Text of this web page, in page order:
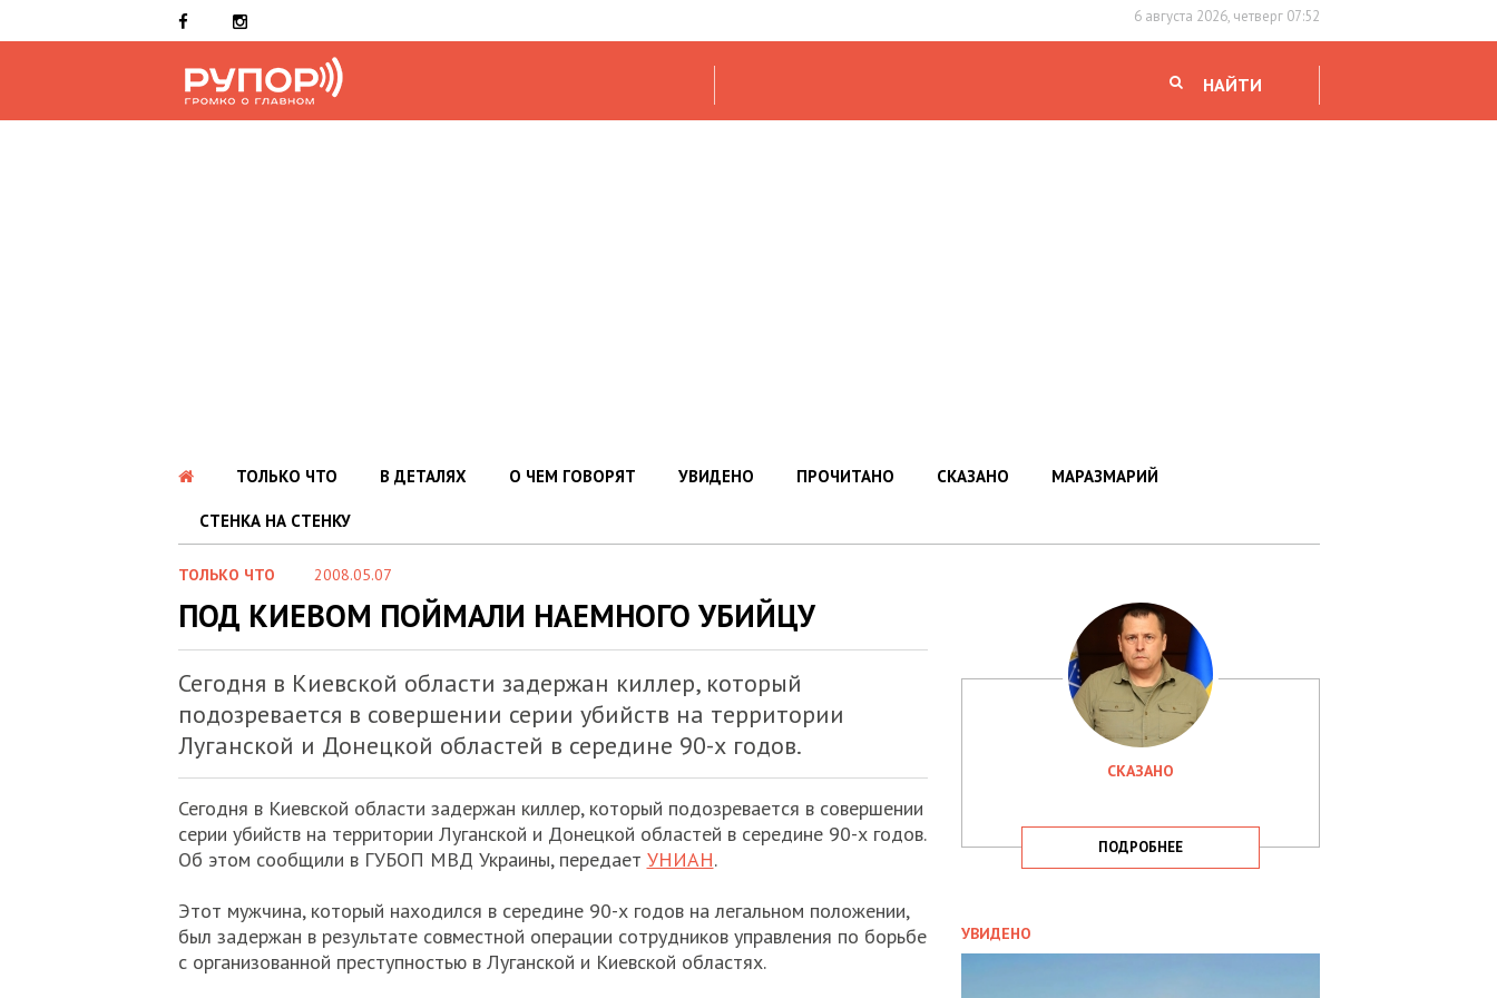
6 августа 2026, четверг 07:52
НАЙТИ
ТОЛЬКО ЧТО В ДЕТАЛЯХ О ЧЕМ ГОВОРЯТ УВИДЕНО ПРОЧИТАНО СКАЗАНО МАРАЗМАРИЙ
СТЕНКА НА СТЕНКУ
ТОЛЬКО ЧТО 2008.05.07
ПОД КИЕВОМ ПОЙМАЛИ НАЕМНОГО УБИЙЦУ
Сегодня в Киевской области задержан киллер, который
подозревается в совершении серии убийств на территории
Луганской и Донецкой областей в середине 90-х годов.
Сегодня в Киевской области задержан киллер, который подозревается в совершении
серии убийств на территории Луганской и Донецкой областей в середине 90-х годов.
Об этом сообщили в ГУБОП МВД Украины, передает УНИАН.
Этот мужчина, который находился в середине 90-х годов на легальном положении,
был задержан в результате совместной операции сотрудников управления по борьбе
с организованной преступностью в Луганской и Киевской областях.
СКАЗАНО
ПОДРОБНЕЕ
УВИДЕНО
ЗАТРИМАЛА